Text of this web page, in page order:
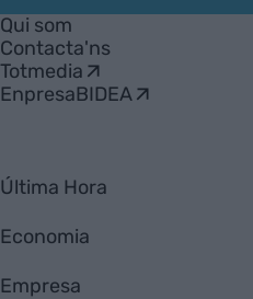
Empresa
Qui som
Contacta'ns
Totmedia
EnpresaBIDEA
Última Hora
Economia
Empresa